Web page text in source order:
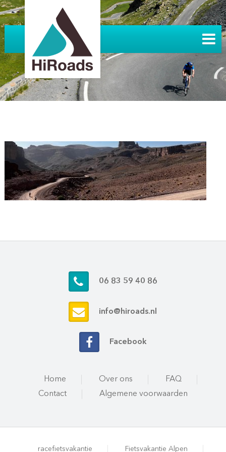
06 83 59 40 86
info@hiroads.nl
Facebook
Home Over ons
FAQ
Contact
Algemene voorwaarden
racefietsvakantie Fietsvakantie Alpen